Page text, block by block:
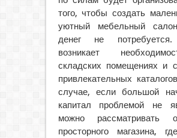
того, чтобы создать
уютный мебельный
денег не
возникает
складских помещениях и
привлекательных
случае, если большой
капитал проблемой не
можно рассматривать
просторного магазина,